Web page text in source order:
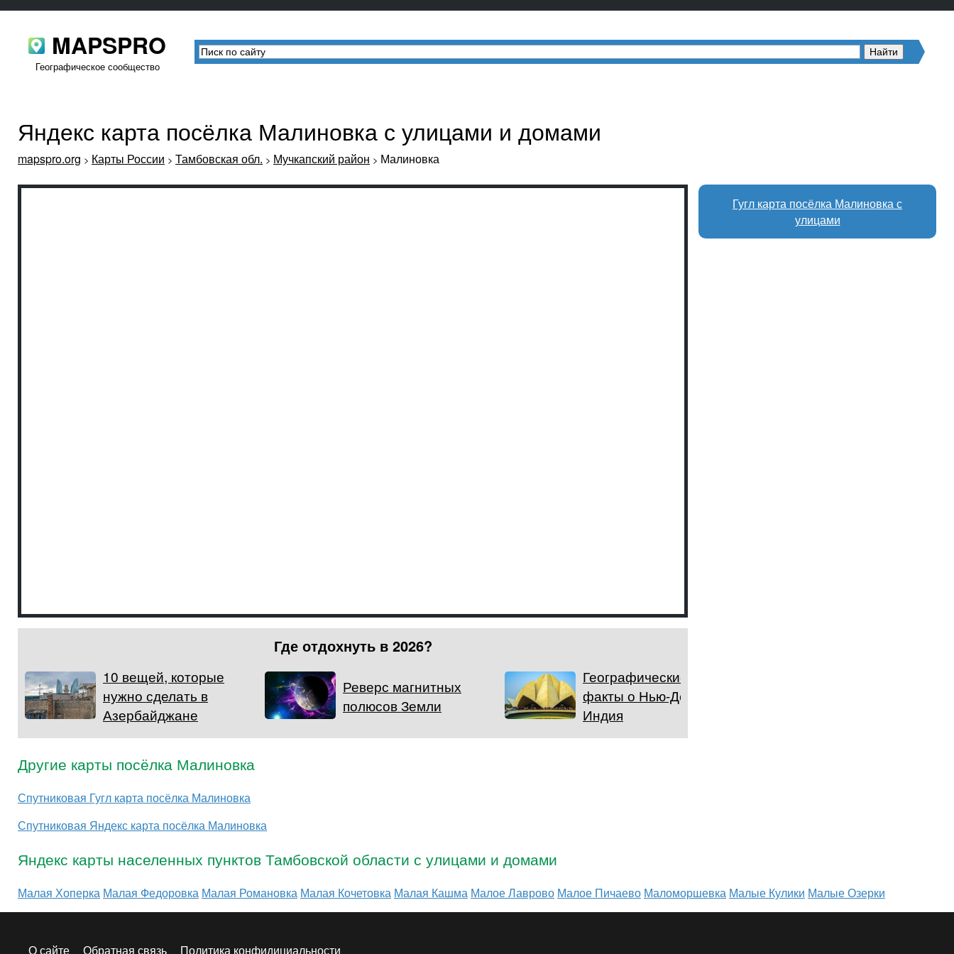
MAPSPRO
Географическое сообщество
Яндекс карта посёлка Малиновка с улицами и домами
mapspro.org > Карты России > Тамбовская обл. > Мучкапский район > Малиновка
Где отдохнуть в 2026?
10 вещей, которые
нужно сделать в
Азербайджане
Реверс магнитных
полюсов Земли
Географические
факты о Нью-Дели,
Индия
Гугл карта посёлка Малиновка с
улицами
Другие карты посёлка Малиновка
Спутниковая Гугл карта посёлка Малиновка
Спутниковая Яндекс карта посёлка Малиновка
Яндекс карты населенных пунктов Тамбовской области с улицами и домами
Малая Хоперка Малая Федоровка Малая Романовка Малая Кочетовка Малая Кашма Малое Лаврово Малое Пичаево Маломоршевка Малые Кулики Малые Озерки
О сайте Обратная связь Политика конфидициальности